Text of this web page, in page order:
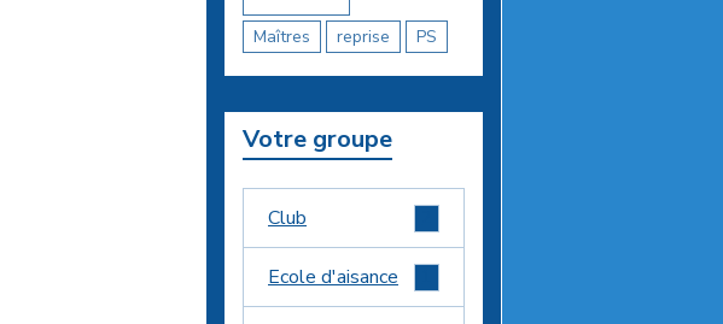
Maîtres reprise PS
Votre groupe
Club
Ecole d'aisance